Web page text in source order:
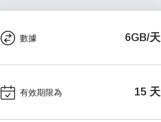
數據 6GB/天
有效期限為 15 天